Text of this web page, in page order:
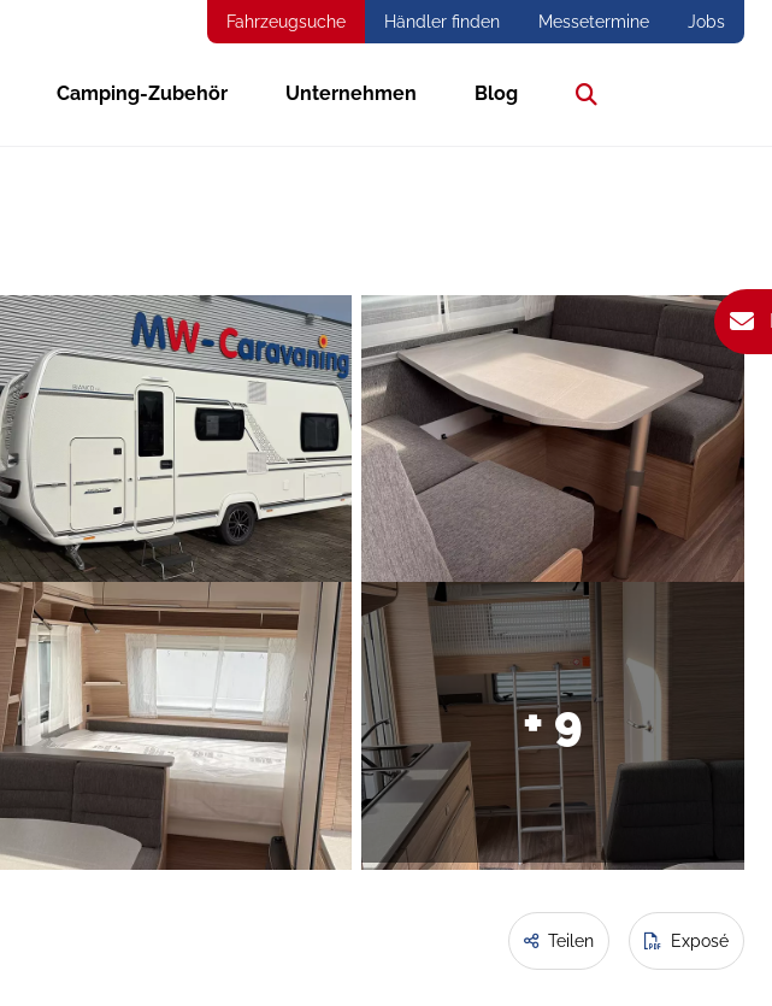
Fahrzeugsuche Händler finden Messetermine Jobs
Camping-Zubehör Unternehmen Blog
+ 9
Teilen Exposé